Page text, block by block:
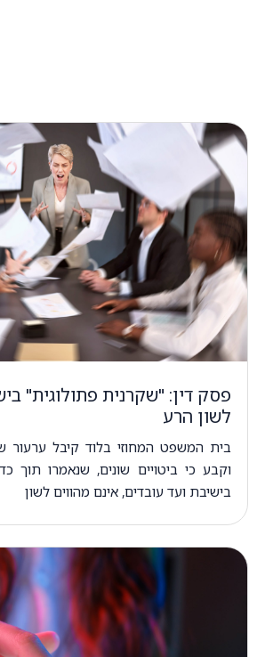
פסק דין: "שקרנית פתולוגית"
לשון הרע
בית המשפט המחוזי בלוד קיבל ערעור
וקבע כי ביטויים שונים, שנאמרו תוך
בישיבת ועד עובדים, אינם מהווים לשון